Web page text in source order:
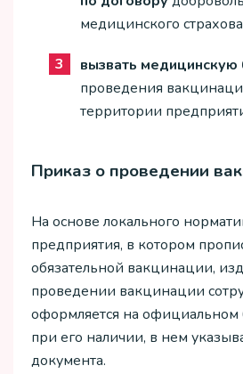
медицинского
вызвать медицинскую
проведения
территории
Приказ о проведении
На основе локального
предприятия, в котором
обязательной вакцинации,
проведении вакцинации
оформляется на
при его наличии, в нем
документа.